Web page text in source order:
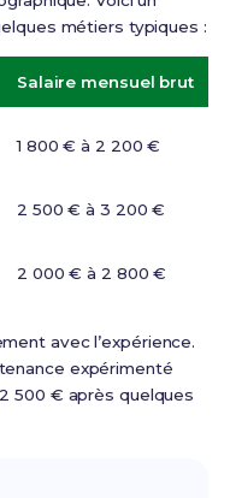
métiers typiques :
Salaire mensuel brut
1 800 € à 2 200 €
2 500 € à 3 200 €
2 000 € à 2 800 €
avec l’expérience.
expérimenté
500 € après quelques